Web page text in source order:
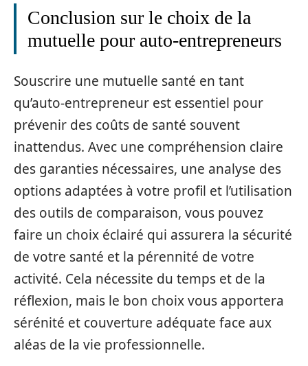
Conclusion sur le choix de la
mutuelle pour auto-entrepreneurs
Souscrire une mutuelle santé en tant
qu’auto-entrepreneur est essentiel pour
prévenir des coûts de santé souvent
inattendus. Avec une compréhension claire
des garanties nécessaires, une analyse des
options adaptées à votre profil et l’utilisation
des outils de comparaison, vous pouvez
faire un choix éclairé qui assurera la sécurité
de votre santé et la pérennité de votre
activité. Cela nécessite du temps et de la
réflexion, mais le bon choix vous apportera
sérénité et couverture adéquate face aux
aléas de la vie professionnelle.